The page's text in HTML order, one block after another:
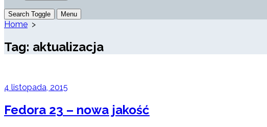
Search Toggle Menu
Home >
Tag: aktualizacja
4 listopada, 2015
Fedora 23 – nowa jakość